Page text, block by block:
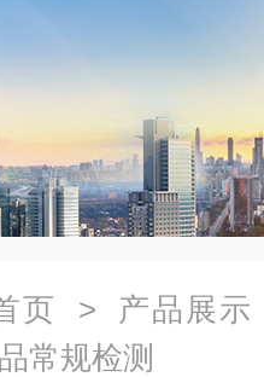
页 > 产品展示
常规检测